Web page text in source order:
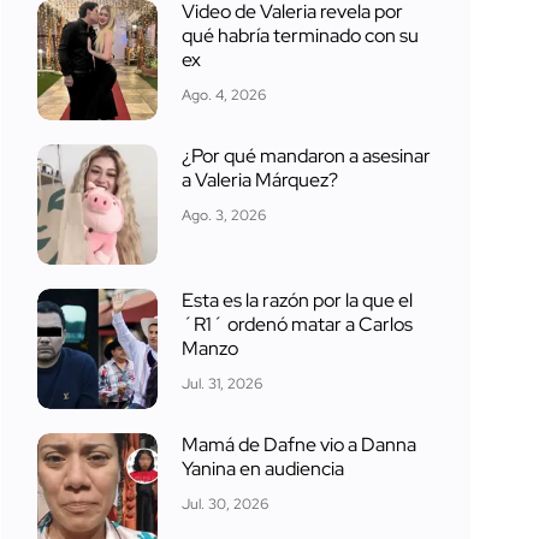
Video de Valeria revela por
qué habría terminado con su
ex
Ago. 4, 2026
¿Por qué mandaron a asesinar
a Valeria Márquez?
Ago. 3, 2026
Esta es la razón por la que el
´R1´ ordenó matar a Carlos
Manzo
Jul. 31, 2026
Mamá de Dafne vio a Danna
Yanina en audiencia
Jul. 30, 2026